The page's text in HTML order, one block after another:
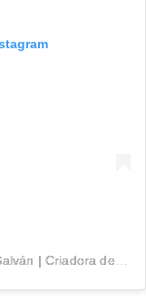
Una publicación compartida de Génesis Galván | Criadora de Conteúdo (@genesisgalvan18)